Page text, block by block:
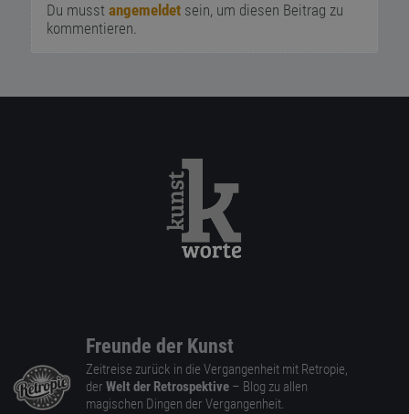
Du musst angemeldetsein, um diesen Beitrag zu
kommentieren.
Freunde der Kunst
Zeitreise zurück in die Vergangenheit mit Retropie,
der Welt der Retrospektive – Blog zu allen
magischen Dingen der Vergangenheit.